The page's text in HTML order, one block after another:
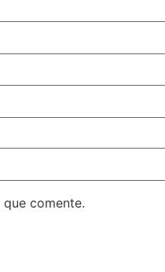
comente.